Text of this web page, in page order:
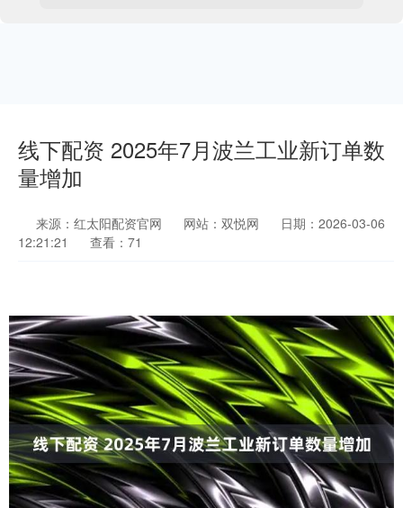
线下配资 2025年7月波兰工业新订单数
量增加
来源：红太阳配资官网 网站：双悦网
日期：2026-03-06
12:21:21
查看：71